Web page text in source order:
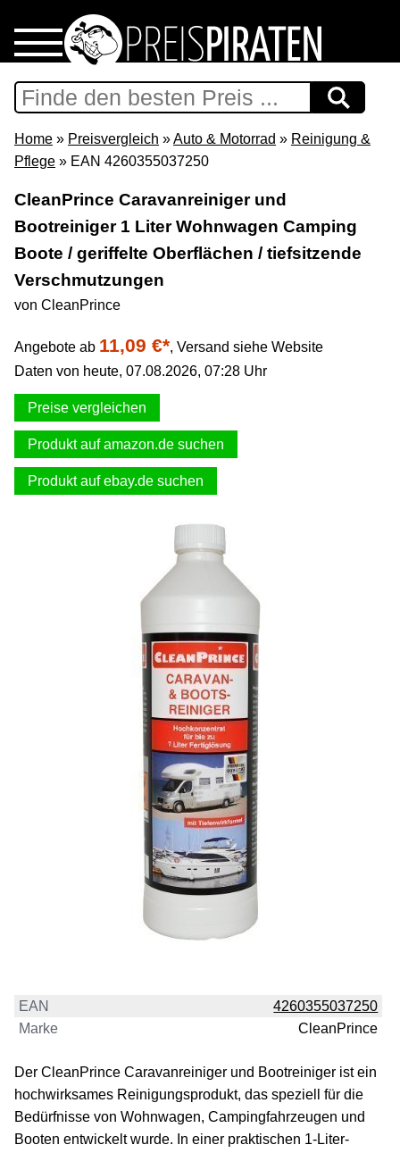
Home
Download
Support & Newsletter
Presse
Impressum
Home » Preisvergleich »Auto & Motorrad » Reinigung &
Pflege » EAN 4260355037250
CleanPrince Caravanreiniger und
Bootreiniger 1 Liter Wohnwagen Camping
Boote / geriffelte Oberflächen / tiefsitzende
Verschmutzungen
von CleanPrince
Angebote ab 11,09 €*, Versand siehe Website
Daten von heute, 07.08.2026, 07:28 Uhr
Preise vergleichen
Produkt auf amazon.de suchen
Produkt auf ebay.de suchen
EAN
4260355037250
Marke
CleanPrince
Der CleanPrince Caravanreiniger und Bootreiniger ist ein
hochwirksames Reinigungsprodukt, das speziell für die
Bedürfnisse von Wohnwagen, Campingfahrzeugen und
Booten entwickelt wurde. In einer praktischen 1-Liter-